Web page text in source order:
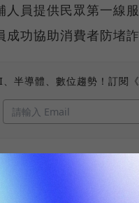
人員提供民眾第一線
功協助消費者防堵
半導體、數位趨勢！訂閱
消費者詐騙包裹申
界首見的「爭議包裹